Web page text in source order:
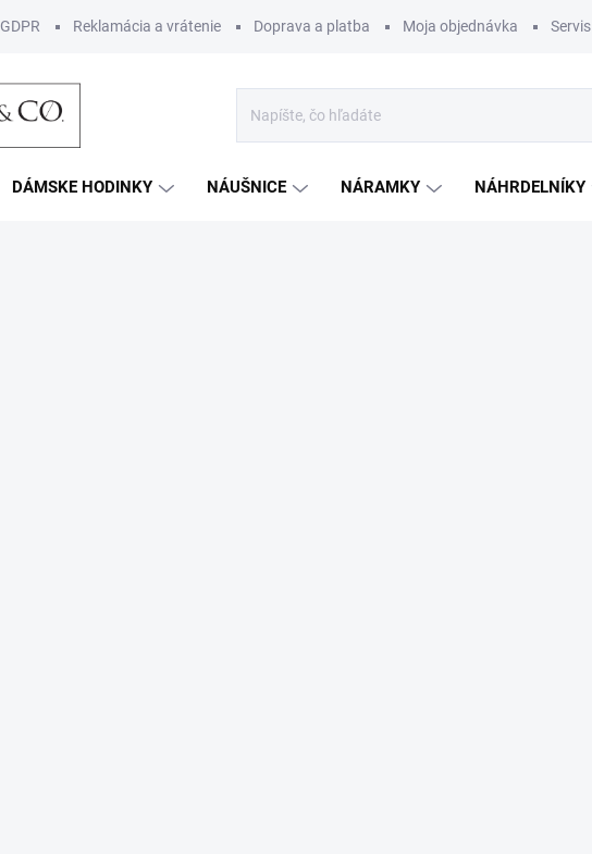
GDPR Reklamácia a vrátenie Doprava a platba Moja objednávka Servis
DÁMSKE HODINKY NÁUŠNICE NÁRAMKY NÁHRDELNÍKY